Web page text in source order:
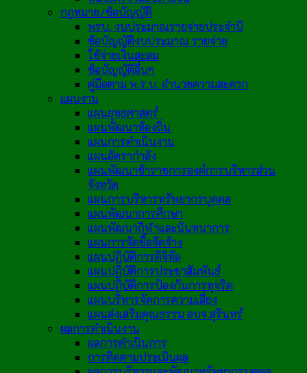
กฎหมาย/ข้อบัญญัติ
พรบ. งบประมาณรายจ่ายประจำปี
ข้อบัญญัติงบประมาณ รายจ่าย
ใช้จ่ายเงินสะสม
ข้อบัญญัติอื่นๆ
คู่มือตาม พ.ร.บ. อำนวยความสะดวก
แผนงาน
แผนยุทธศาสตร์
แผนพัฒนาท้องถิ่น
แผนการดำเนินงาน
แผนอัตรากำลัง
แผนพัฒนาข้าราชการองค์การบริหารส่วน
จังหวัด
แผนการบริหารทรัพยากรบุคคล
แผนพัฒนาการศึกษา
แผนพัฒนากีฬาและนันทนาการ
แผนการจัดซื้อจัดจ้าง
แผนปฏิบัติการดิจิทัล
แผนปฏิบัติการประชาสัมพันธ์
แผนปฏิบัติการป้องกันการทุจริต
แผนบริหารจัดการความเสี่ยง
แผนส่งเสริมคุณธรรม อบจ.สุรินทร์
ผลการดำเนินงาน
ผลการดำเนินการ
การติดตามประเมินผล